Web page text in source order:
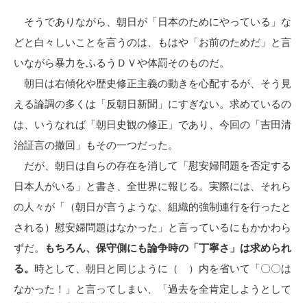
そうでありながら、朝日が「日本のためにやっている」な
どと白々しいことを言うのは、もはや「お前のためだ」と言
いながら暴力をふるうＤＶや体罰そのものだ。
朝日は右傾化や歴史修正主義の動きを心配するが、そう見
える論調の多くは「反朝日新聞」にすぎない。求めているの
は、いうなれば「朝日史観の修正」であり、今回の「吉田清
治証言の撤回」もその一つだった。
だが、朝日は自らの存在を消して「慰安婦問題を否定する
日本人がいる」と書き、全世界に報じる。実際には、それら
の人々が「（朝日が言うような、組織的強制連行を行ったと
される）慰安婦問題はなかった」と言っているにもかかわら
ずだ。
もちろん、保守側にも論争時の「丁寧さ」は求められ
る。 時として、朝日と同じように（ ）内を省いて「〇〇は
なかった！」と言ってしまい、「過去を全肯定しようとして